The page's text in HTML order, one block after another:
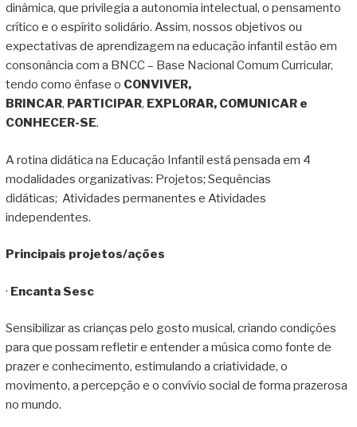
dinâmica, que privilegia a autonomia intelectual, o pensamento
crítico e o espírito solidário. Assim, nossos objetivos ou
expectativas de aprendizagem na educação infantil estão em
consonância com a BNCC – Base Nacional Comum Curricular,
tendo como ênfase o CONVIVER,
BRINCAR, PARTICIPAR, EXPLORAR, COMUNICAR e
CONHECER-SE.
A rotina didática na Educação Infantil está pensada em 4
modalidades organizativas: Projetos; Sequências
didáticas; Atividades permanentes e Atividades
independentes.
Principais projetos/ações
· Encanta Sesc
Sensibilizar as crianças pelo gosto musical, criando condições
para que possam refletir e entender a música como fonte de
prazer e conhecimento, estimulando a criatividade, o
movimento, a percepção e o convívio social de forma prazerosa
no mundo.